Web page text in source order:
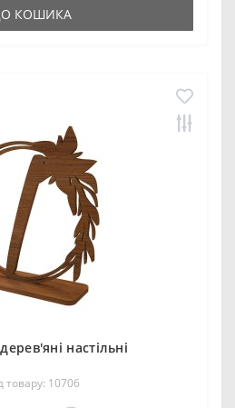
КОШИКА
настільні
товару: 10706